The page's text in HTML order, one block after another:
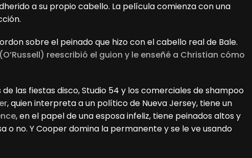
a su propio cabello. La película comienza con una
sobre el peinado que hizo con el cabello real de Bale.
reescribió el guion y le enseñé a Christian cómo
las fiestas disco, Studio 54 y los comerciales de shampoo
, quien interpreta a un político de Nueva Jersey, tiene un
, en el papel de una esposa infeliz, tiene peinados altos y
o no. Y Cooper domina la permanente y se le ve usando